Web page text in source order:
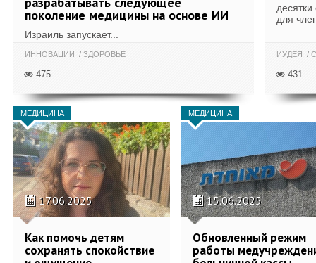
поколение медицины на основе ИИ
Израиль запускает...
ИННОВАЦИИ ЗДОРОВЬЕ
475
для
ИУДЕЯ
431
МЕДИЦИНА
17.06.2025
Как помочь детям
сохранять спокойствие
МЕДИЦИНА
15.06.2025
Обновленный режим
работы